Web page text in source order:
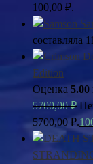
100,00 ₽.
составляла
Edition
Оценка 5.00
5700,00₽
5700,00 ₽.